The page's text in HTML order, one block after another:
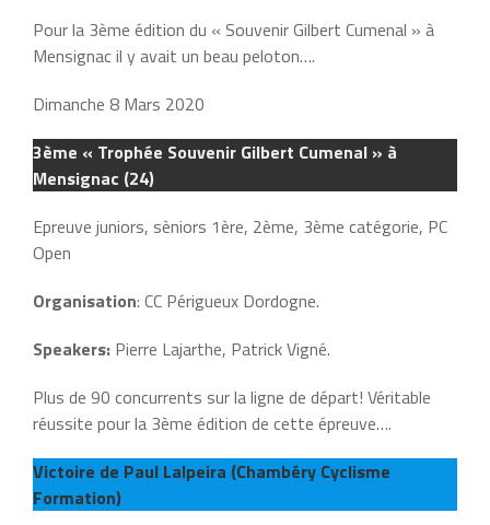
Pour la 3ème édition du « Souvenir Gilbert Cumenal » à
Mensignac il y avait un beau peloton….
Dimanche 8 Mars 2020
3ème « Trophée Souvenir Gilbert Cumenal » à
Mensignac (24)
Epreuve juniors, sèniors 1ère, 2ème, 3ème catégorie, PC
Open
Organisation: CC Périgueux Dordogne.
Speakers: Pierre Lajarthe, Patrick Vigné.
Plus de 90 concurrents sur la ligne de départ! Véritable
réussite pour la 3ème édition de cette épreuve….
Victoire de Paul Lalpeira (Chambéry Cyclisme
Formation)